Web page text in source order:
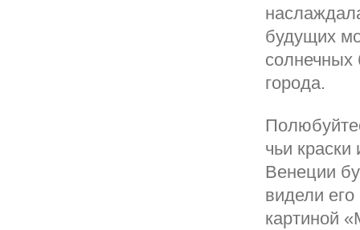
будущих
солнечных
города.
чьи
Венеции
видели
картиной